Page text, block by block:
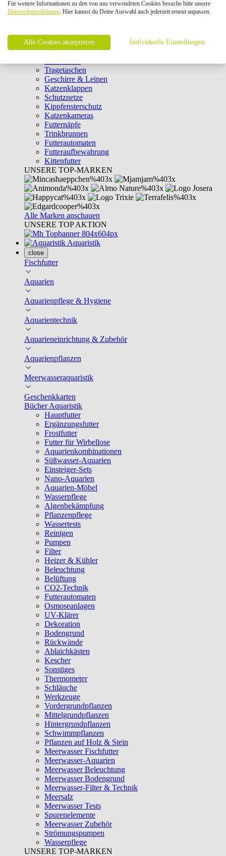
Intelligenzspielzeug
Laserpointer & Elektrospielzeug
Clicker & Target Sticks für Katzen
Weiteres Katzenspielzeug
Transportboxen
Tragetaschen
Geschirre & Leinen
Katzenklappen
Schutznetze
Kippfensterschutz
Katzenkameras
Futternäpfe
Trinkbrunnen
Futterautomaten
Futteraufbewahrung
Kittenfutter
UNSERE TOP-MARKEN
Alle Marken anschauen
UNSERE TOP AKTION
Aquaristik
close
Fischfutter
Aquarien
Aquarienpflege & Hygiene
Aquarientechnik
Aquarieneinrichtung & Zubehör
Aquarienpflanzen
Meerwasseraquaristik
Geschenkkarten
Bücher Aquaristik
Hauptfutter
Ergänzungsfutter
Frostfutter
Futter für Wirbellose
Aquarienkombinationen
Süßwasser-Aquarien
Einsteiger-Sets
Nano-Aquarien
Aquarien-Möbel
Wasserpflege
Algenbekämpfung
Pflanzenpflege
Wassertests
Reinigen
Pumpen
Filter
Heizer & Kühler
Beleuchtung
Belüftung
CO2-Technik
Futterautomaten
Osmoseanlagen
UV-Klärer
Dekoration
Bodengrund
Rückwände
Ablaichkästen
Kescher
Sonstiges
Thermometer
Schläuche
Werkzeuge
Vordergrundpflanzen
Mittelgrundpflanzen
Hintergrundpflanzen
Schwimmpflanzen
Pflanzen auf Holz & Stein
Meerwasser Fischfutter
Meerwasser-Aquarien
Meerwasser Beleuchtung
Meerwasser Bodengrund
Meerwasser-Filter & Technik
Meersalz
Meerwasser Tests
Spurenelemente
Meerwasser Zubehör
Strömungspumpen
Wasserpflege
UNSERE TOP-MARKEN
Für weitere Informationen zu den von uns verwendeten Cookies besuche bitte unsere
Datenschutzerklärung. Hier kannst du Deine Auswahl auch jederzeit erneut anpassen.
Alle Cookies akzeptieren Individuelle Einstellungen